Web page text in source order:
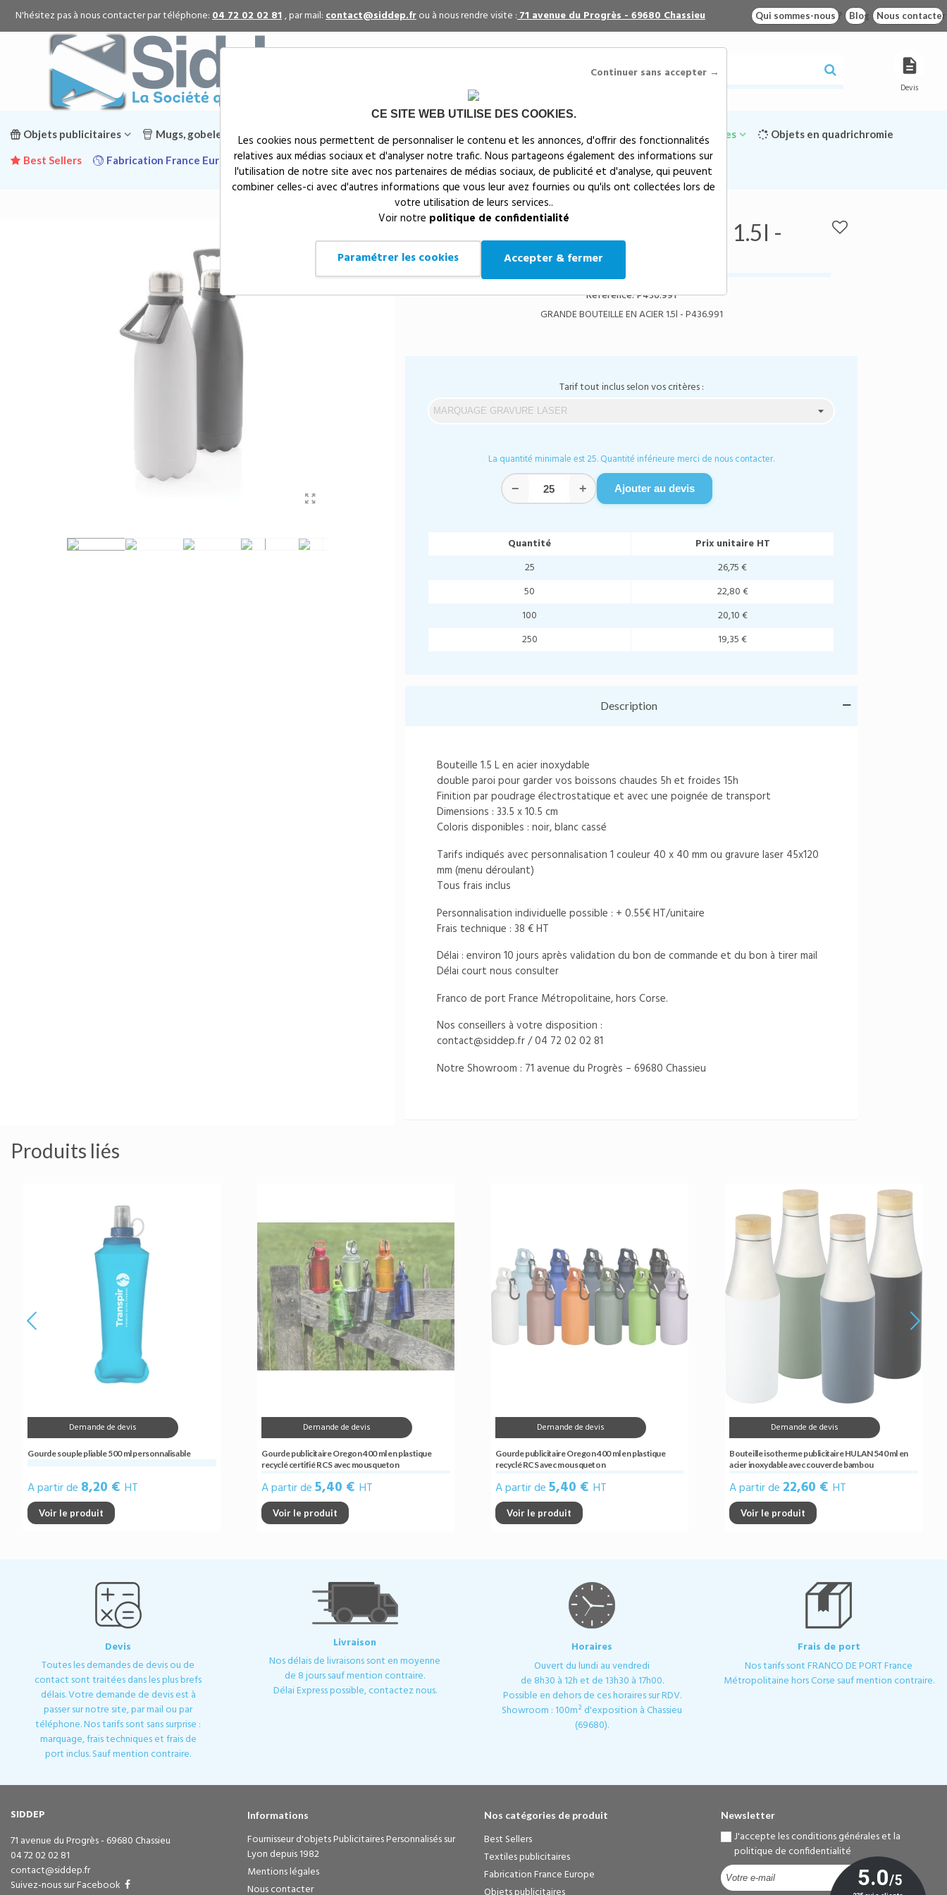
Continuer sans accepter →
CE SITE WEB UTILISE DES COOKIES.
Les cookies nous permettent de personnaliser le contenu et les annonces, d'offrir des fonctionnalités
relatives aux médias sociaux et d'analyser notre trafic. Nous partageons également des informations sur
l'utilisation de notre site avec nos partenaires de médias sociaux, de publicité et d'analyse, qui peuvent
combiner celles-ci avec d'autres informations que vous leur avez fournies ou qu'ils ont collectées lors de
votre utilisation de leurs services..
Voir notre politique de confidentialité
Paramétrer les cookies Accepter & fermer
N'hésitez pas à nous contacter par téléphone:04 72 02 02 81, par mail:contact@siddep.frou à nous rendre visite :71 avenue du Progrès - 69680 Chassieu Qui sommes-nous ? Blog Nous contacter
Devis
Objets publicitaires Mugs, gobelets & gourdes publicitaires Par événement Textiles publicitaires Goodies écologiques Objets en quadrichromie
Best Sellers Fabrication France Europe Promotions
Siddep > Objets publicitaires > GRANDE BOUTEILLE EN ACIER 1.5l - P436.991
GRANDE BOUTEILLE EN ACIER 1.5l -
P436.991
Référence:P436.991
GRANDE BOUTEILLE EN ACIER 1.5l - P436.991
Tarif tout inclus selon vos critères :
La quantité minimale est 25. Quantité inférieure merci de nous contacter.
− + Ajouter au devis
Quantité
Prix unitaire HT
25
26,75 €
50
22,80 €
100
20,10 €
250
19,35 €
Description
Bouteille 1.5 L en acier inoxydable
double paroi pour garder vos boissons chaudes 5h et froides 15h
Finition par poudrage électrostatique et avec une poignée de transport
Dimensions : 33.5 x 10.5 cm
Coloris disponibles : noir, blanc cassé
Tarifs indiqués avec personnalisation 1 couleur 40 x 40 mm ou gravure laser 45x120
mm (menu déroulant)
Tous frais inclus
Personnalisation individuelle possible : + 0.55€ HT/unitaire
Frais technique : 38 € HT
Délai : environ 10 jours après validation du bon de commande et du bon à tirer mail
Délai court nous consulter
Franco de port France Métropolitaine, hors Corse.
Nos conseillers à votre disposition :
contact@siddep.fr/ 04 72 02 02 81
Notre Showroom : 71 avenue du Progrès – 69680 Chassieu
Produits liés
Demande de devis
Gourde souple pliable 500 ml personnalisable
A partir de 8,20 € HT
Voir le produit
Demande de devis
Gourde publicitaire Oregon 400 ml en plastique
recyclé certifié RCS avec mousqueton
A partir de5,40 € HT
Voir le produit
Demande de devis
Gourde publicitaire Oregon 400 ml en plastique
recyclé RCS avec mousqueton
A partir de5,40 € HT
Voir le produit
Demande de devis
Bouteille isotherme publicitaire HULAN 540 ml en
acier inoxydable avec couvercle bambou
A partir de 22,60 € HT
Voir le produit
Devis
Toutes les demandes de devis ou de
contact sont traitées dans les plus brefs
délais. Votre demande de devis est à
passer sur notre site, par mail ou par
téléphone. Nos tarifs sont sans surprise :
marquage, frais techniques et frais de
port inclus. Sauf mention contraire.
Livraison
Nos délais de livraisons sont en moyenne
de 8 jours sauf mention contraire.
Délai Express possible, contactez nous.
Horaires
Ouvert du lundi au vendredi
de 8h30 à 12h et de 13h30 à 17h00.
Possible en dehors de ces horaires sur RDV.
Showroom : 100m² d'exposition à Chassieu
(69680).
Frais de port
Nos tarifs sont FRANCO DE PORT France
Métropolitaine hors Corse sauf mention contraire.
SIDDEP
71 avenue du Progrès - 69680 Chassieu
04 72 02 02 81
contact@siddep.fr
Suivez-nous sur Facebook
Informations
Fournisseur d'objets Publicitaires Personnalisés sur
Lyon depuis 1982
Mentions légales
Nous contacter
Nos catégories de produit
Best Sellers
Textiles publicitaires
Fabrication France Europe
Newsletter
J'accepte les conditions générales et la
politique de confidentialité